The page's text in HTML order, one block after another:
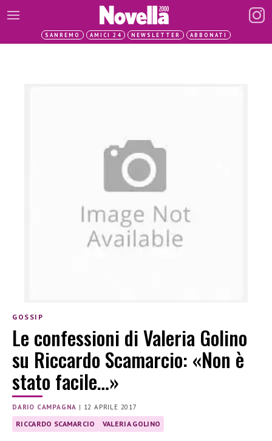
SANREMO AMICI 24 NEWSLETTER ABBONATI
GOSSIP
Le confessioni di Valeria Golino
su Riccardo Scamarcio: «Non è
stato facile…»
DARIO CAMPAGNA | 12 APRILE 2017
RICCARDO SCAMARCIO VALERIA GOLINO